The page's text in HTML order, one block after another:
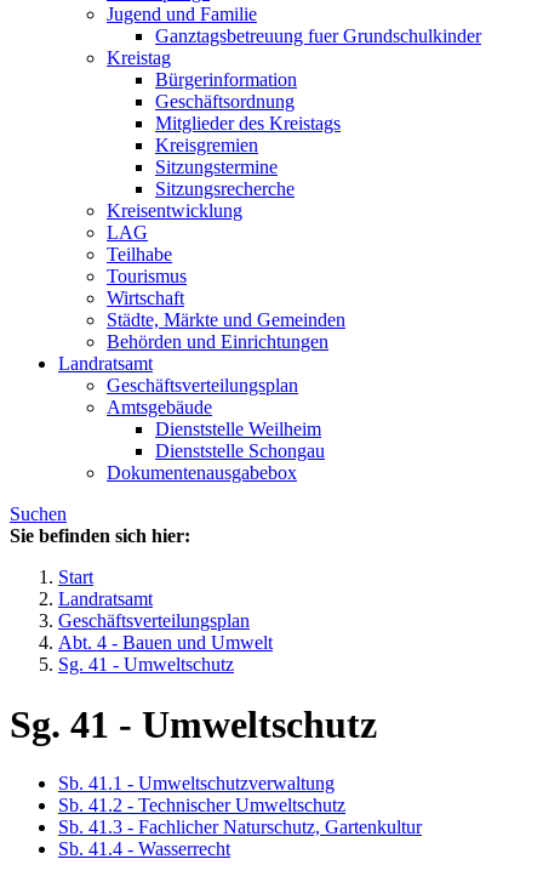
Jugend und Familie
Ganztagsbetreuung fuer Grundschulkinder
Kreistag
Bürgerinformation
Geschäftsordnung
Mitglieder des Kreistags
Kreisgremien
Sitzungstermine
Sitzungsrecherche
Kreisentwicklung
LAG
Teilhabe
Tourismus
Wirtschaft
Städte, Märkte und Gemeinden
Behörden und Einrichtungen
Landratsamt
Geschäftsverteilungsplan
Amtsgebäude
Dienststelle Weilheim
Dienststelle Schongau
Dokumentenausgabebox
Suchen
Sie befinden sich hier:
Start
Landratsamt
Geschäftsverteilungsplan
Abt. 4 - Bauen und Umwelt
Sg. 41 - Umweltschutz
Sg. 41 - Umweltschutz
Sb. 41.1 - Umweltschutzverwaltung
Sb. 41.2 - Technischer Umweltschutz
Sb. 41.3 - Fachlicher Naturschutz, Gartenkultur
Sb. 41.4 - Wasserrecht